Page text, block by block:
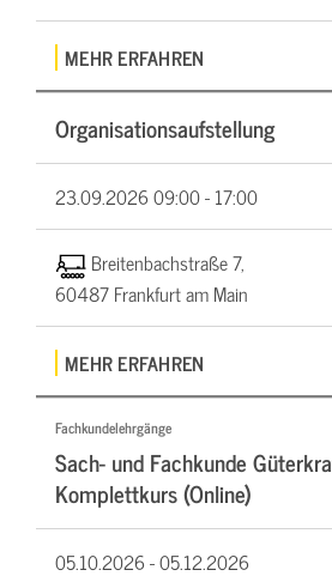
MEHR ERFAHREN
Organisationsaufstellung
23.09.202609:00 - 17:00
Breitenbachstraße 7,
60487 Frankfurt am Main
MEHR ERFAHREN
Fachkundelehrgänge
Sach- und Fachkunde
Komplettkurs (Online)
05.10.2026 -05.12.2026